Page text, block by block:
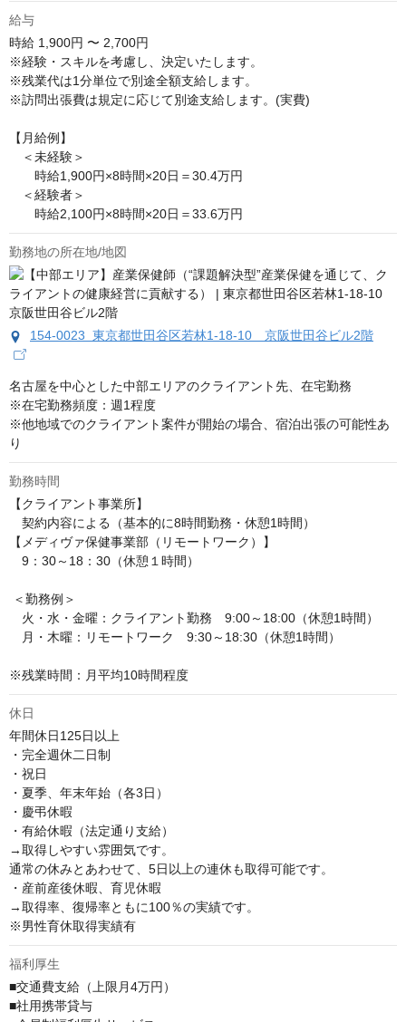
給与
時給 1,900円 〜 2,700円
※経験・スキルを考慮し、決定いたします。
※残業代は1分単位で別途全額支給します。
※訪問出張費は規定に応じて別途支給します。(実費)
【月給例】
＜未経験＞
時給1,900円×8時間×20日＝30.4万円
＜経験者＞
時給2,100円×8時間×20日＝33.6万円
勤務地の所在地/地図
154-0023 東京都世田谷区若林1-18-10 京阪世田谷ビル2階
名古屋を中心とした中部エリアのクライアント先、在宅勤務
※在宅勤務頻度：週1程度
※他地域でのクライアント案件が開始の場合、宿泊出張の可能性あ
り
勤務時間
【クライアント事業所】
契約内容による（基本的に8時間勤務・休憩1時間）
【メディヴァ保健事業部（リモートワーク）】
9：30～18：30（休憩１時間）
火・水・金曜：クライアント勤務　9:00～18:00（休憩1時間）
月・木曜：リモートワーク　9:30～18:30（休憩1時間）
※残業時間：月平均10時間程度
休日
年間休日125日以上
・完全週休二日制
・祝日
・夏季、年末年始（各3日）
・慶弔休暇
・有給休暇（法定通り支給）
→取得しやすい雰囲気です。
通常の休みとあわせて、5日以上の連休も取得可能です。
・産前産後休暇、育児休暇
→取得率、復帰率ともに100％の実績です。
※男性育休取得実績有
福利厚生
■交通費支給（上限月4万円）
■社用携帯貸与